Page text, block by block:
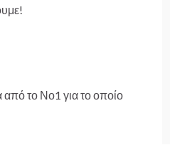
από το Νο1 για το οποίο